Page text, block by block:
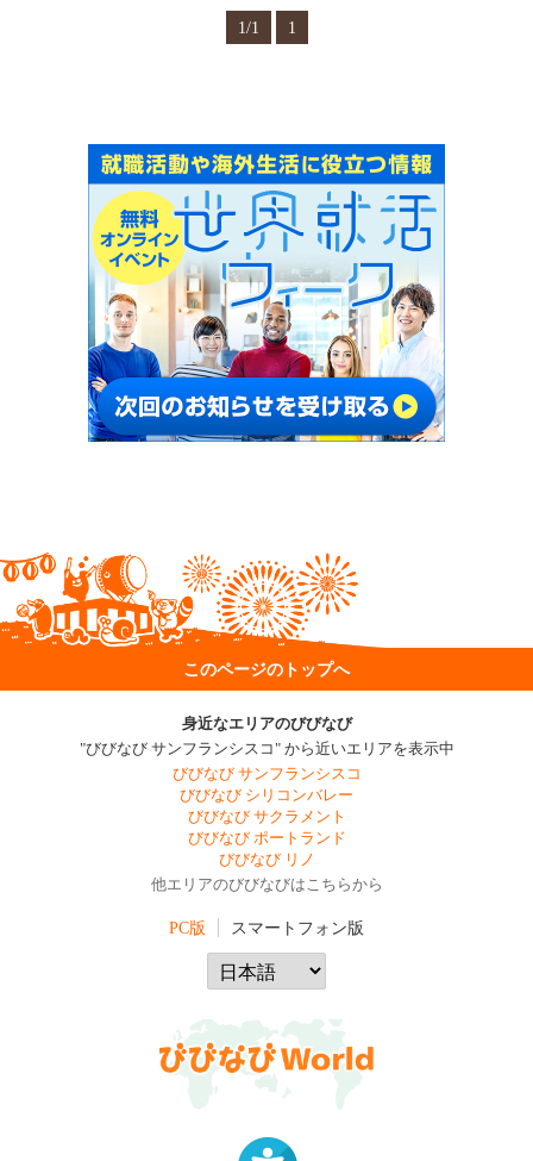
1/1 1
このページのトップへ
身近なエリアのびびなび
"びびなび サンフランシスコ" から近いエリアを表示中
びびなび サンフランシスコ
びびなび シリコンバレー
びびなび サクラメント
びびなび ポートランド
びびなび リノ
他エリアのびびなびはこちらから
PC版 スマートフォン版